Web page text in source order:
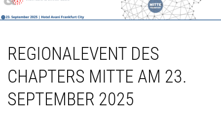
REGIONALEVENT DES
CHAPTERS MITTE AM 23.
SEPTEMBER 2025